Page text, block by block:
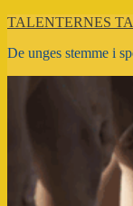
Videre
indhold
TALENTERNES
De unges stemme i